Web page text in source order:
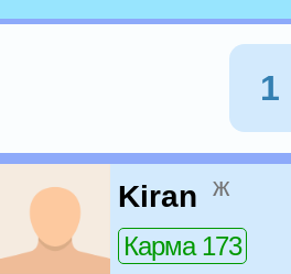
1
Kiran ж
Карма 173